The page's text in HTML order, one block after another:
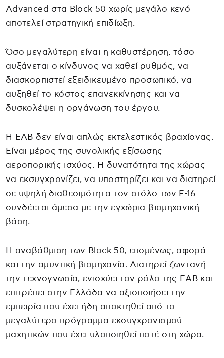
Advanced στα Block 50 χωρίς μεγάλο κενό
αποτελεί στρατηγική επιδίωξη.
Όσο μεγαλύτερη είναι η καθυστέρηση, τόσο
αυξάνεται ο κίνδυνος να χαθεί ρυθμός, να
διασκορπιστεί εξειδικευμένο προσωπικό, να
αυξηθεί το κόστος επανεκκίνησης και να
δυσκολέψει η οργάνωση του έργου.
Η ΕΑΒ δεν είναι απλώς εκτελεστικός βραχίονας.
Είναι μέρος της συνολικής εξίσωσης
αεροπορικής ισχύος. Η δυνατότητα της χώρας
να εκσυγχρονίζει, να υποστηρίζει και να διατηρεί
σε υψηλή διαθεσιμότητα τον στόλο των F-16
συνδέεται άμεσα με την εγχώρια βιομηχανική
βάση.
Η αναβάθμιση των Block 50, επομένως, αφορά
και την αμυντική βιομηχανία. Διατηρεί ζωντανή
την τεχνογνωσία, ενισχύει τον ρόλο της ΕΑΒ και
επιτρέπει στην Ελλάδα να αξιοποιήσει την
εμπειρία που έχει ήδη αποκτηθεί από το
μεγαλύτερο πρόγραμμα εκσυγχρονισμού
μαχητικών που έχει υλοποιηθεί ποτέ στη χώρα.